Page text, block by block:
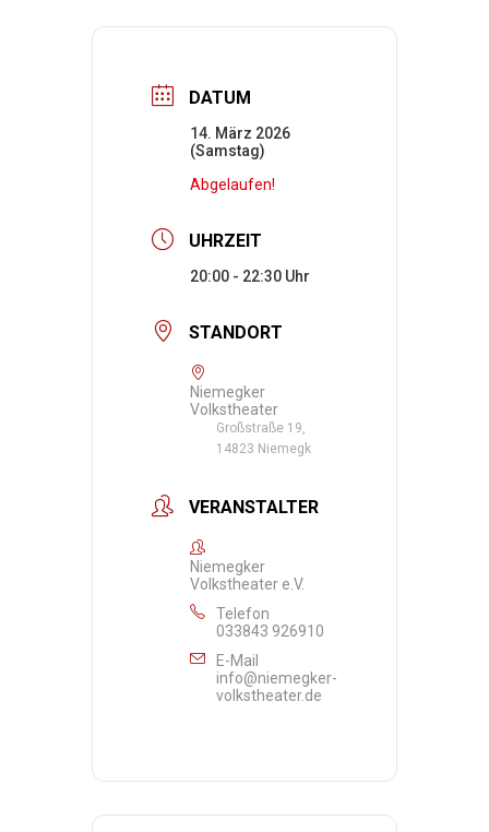
DATUM
14. März 2026
(Samstag)
Abgelaufen!
UHRZEIT
20:00 - 22:30
STANDORT
Niemegker
Volkstheater
Großstraße 19,
14823 Niemegk
VERANSTALTER
Niemegker
Volkstheater e.V.
Telefon
033843 926910
E-Mail
info@niemegker-
volkstheater.de